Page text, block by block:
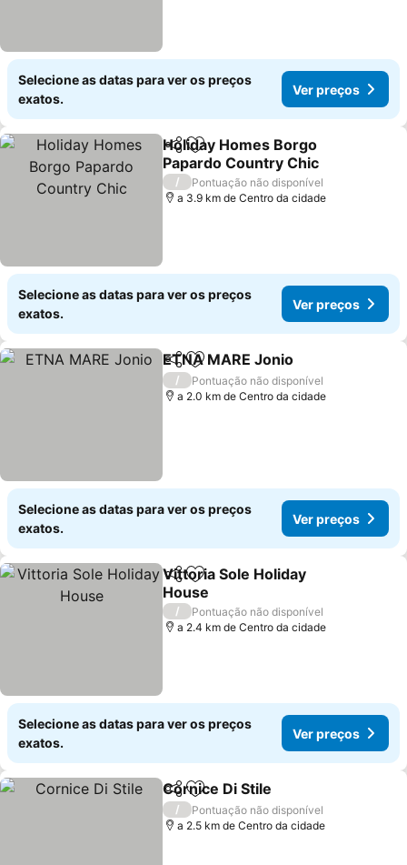
Selecione as datas para ver os preços
exatos.
Ver preços
PartilharAdicionar aos favoritos
Holiday Homes Borgo
Papardo Country Chic
Ver preços
/
Pontuação não disponível
a 3.9 km de Centro da cidade
Selecione as datas para ver os preços
exatos.
Ver preços
PartilharAdicionar aos favoritos
ETNA MARE Jonio
/
Pontuação não disponível
a 2.0 km de Centro da cidade
Selecione as datas para ver os preços
exatos.
Ver preços
PartilharAdicionar aos favoritos
Vittoria Sole Holiday
House
Ver preços
/
Pontuação não disponível
a 2.4 km de Centro da cidade
Selecione as datas para ver os preços
exatos.
Ver preços
PartilharAdicionar aos favoritos
Cornice Di Stile
/
Pontuação não disponível
a 2.5 km de Centro da cidade